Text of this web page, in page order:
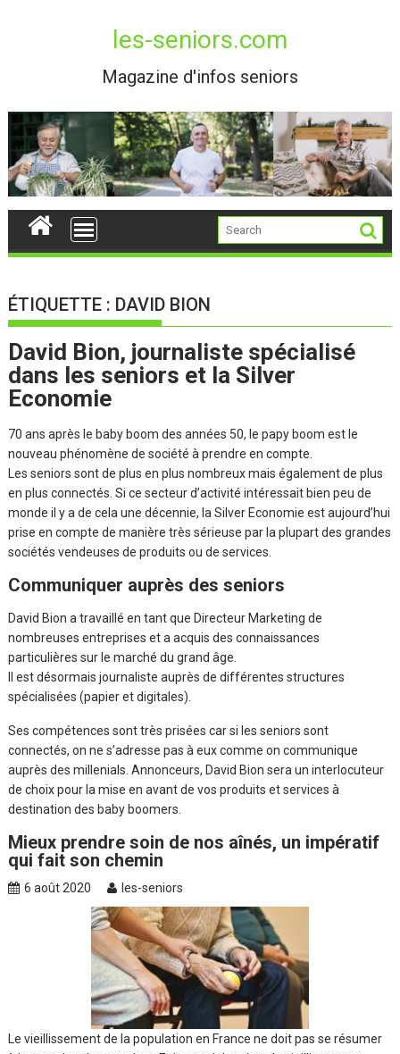
les-seniors.com
Magazine d'infos seniors
ÉTIQUETTE : DAVID BION
David Bion, journaliste spécialisé
dans les seniors et la Silver
Economie
70 ans après le baby boom des années 50, le papy boom est le
nouveau phénomène de société à prendre en compte.
Les seniors sont de plus en plus nombreux mais également de plus
en plus connectés. Si ce secteur d’activité intéressait bien peu de
monde il y a de cela une décennie, la Silver Economie est aujourd’hui
prise en compte de manière très sérieuse par la plupart des grandes
sociétés vendeuses de produits ou de services.
Communiquer auprès des seniors
David Bion a travaillé en tant que Directeur Marketing de
nombreuses entreprises et a acquis des connaissances
particulières sur le marché du grand âge.
Il est désormais journaliste auprès de différentes structures
spécialisées (papier et digitales).
Ses compétences sont très prisées car si les seniors sont
connectés, on ne s’adresse pas à eux comme on communique
auprès des millenials. Annonceurs, David Bion sera un interlocuteur
de choix pour la mise en avant de vos produits et services à
destination des baby boomers.
Mieux prendre soin de nos aînés, un impératif
qui fait son chemin
6 août 2020 les-seniors
Le vieillissement de la population en France ne doit pas se résumer